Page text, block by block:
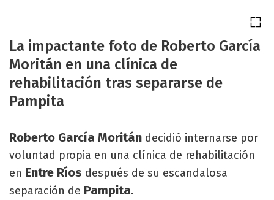
La impactante foto de Roberto García
Moritán en una clínica de
rehabilitación tras separarse de
Pampita
Roberto García Moritán decidió internarse por
voluntad propia en una clínica de rehabilitación
en Entre Ríos después de su escandalosa
separación de Pampita.